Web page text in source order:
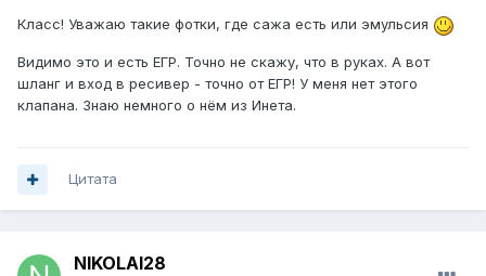
Класс! Уважаю такие фотки, где сажа есть или эмульсия
Видимо это и есть ЕГР. Точно не скажу, что в руках. А вот
шланг и вход в ресивер - точно от ЕГР! У меня нет этого
клапана. Знаю немного о нём из Инета.
Цитата
NIKOLAI28